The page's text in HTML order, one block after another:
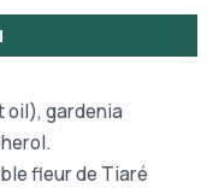
oil), gardenia
fleur de Tiaré